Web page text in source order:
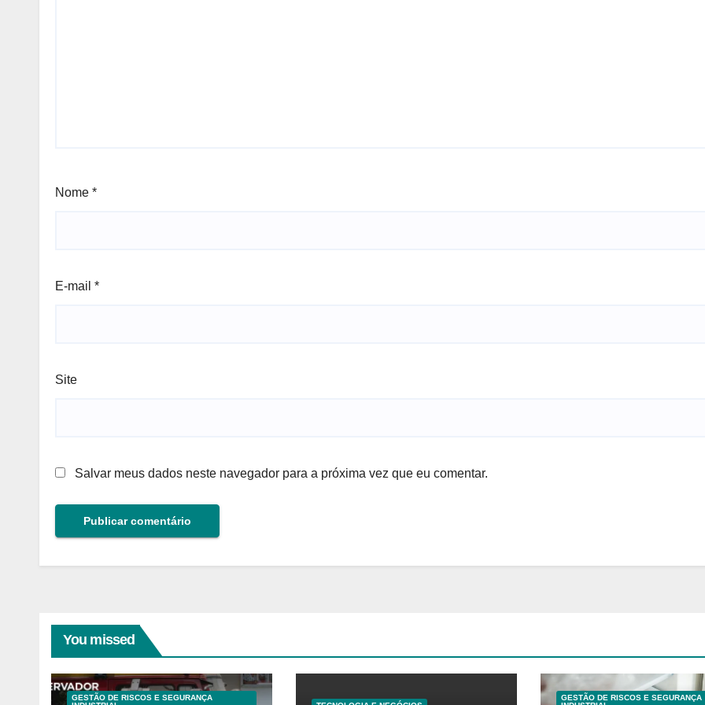
Nome *
E-mail *
Site
Salvar meus dados neste navegador para a próxima vez que eu comentar.
You missed
GESTÃO DE RISCOS E SEGURANÇA
GESTÃO DE RISCOS E SEGURANÇA